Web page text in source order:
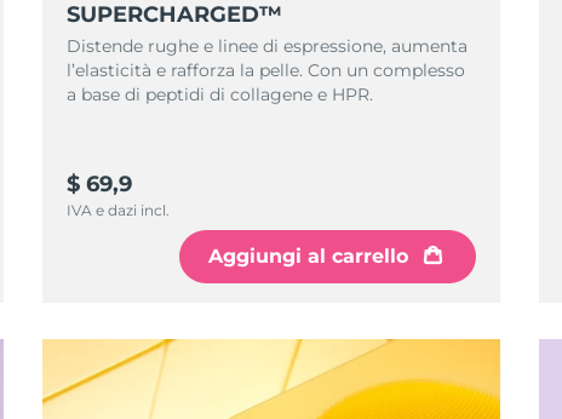
SUPERCHARGED™
Distende rughe e linee di espressione, aumenta
l’elasticità e rafforza la pelle. Con un complesso
a base di peptidi di collagene e HPR.
$ 69,9
IVA e dazi incl.
Aggiungi al carrello